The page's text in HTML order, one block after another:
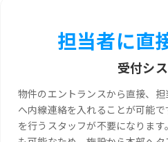
担当者に直
受付シ
物件のエントランスから直接、
へ内線連絡を入れることが可能
を行うスタッフが不要になりま